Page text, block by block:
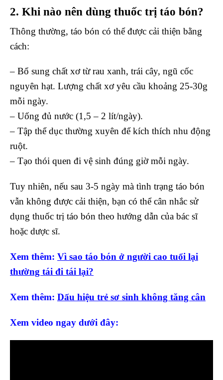
2. Khi nào nên dùng thuốc trị táo bón?
Thông thường, táo bón có thể được cải thiện bằng
cách:
– Bổ sung chất xơ từ rau xanh, trái cây, ngũ cốc
nguyên hạt. Lượng chất xơ yêu cầu khoảng 25-30g
mỗi ngày.
– Uống đủ nước (1,5 – 2 lít/ngày).
– Tập thể dục thường xuyên để kích thích nhu động
ruột.
– Tạo thói quen đi vệ sinh đúng giờ mỗi ngày.
Tuy nhiên, nếu sau 3-5 ngày mà tình trạng táo bón
vẫn không được cải thiện, bạn có thể cân nhắc sử
dụng thuốc trị táo bón theo hướng dẫn của bác sĩ
hoặc dược sĩ.
Xem thêm: Vì sao táo bón ở người cao tuổi lại
thường tái đi tái lại?
Xem thêm: Dấu hiệu trẻ sơ sinh không tăng cân
Xem video ngay dưới đây: